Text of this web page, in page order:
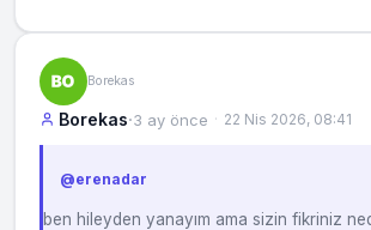
Borekas
Borekas·3 ay önce 22 Nis 2026, 08:41
erenadar
ben hileyden yanayım ama sizin fikriniz